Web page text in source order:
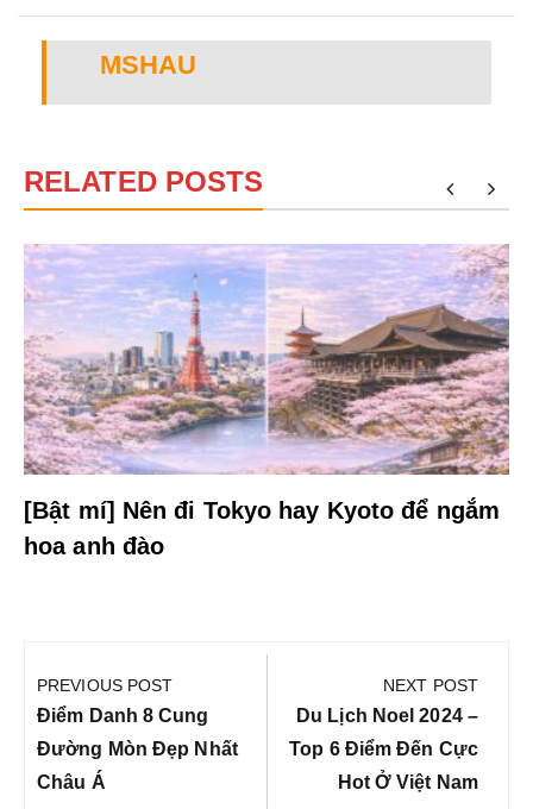
MSHAU
RELATED POSTS
[Bật mí] Nên đi Tokyo hay Kyoto để ngắm
hoa anh đào
hướng
bài
viết
PREVIOUS POST
Previous
Post:
Điểm Danh 8 Cung
Đường Mòn Đẹp Nhất
Châu Á
NEXT POST
Next
Post:
Du Lịch Noel 2024 –
Top 6 Điểm Đến Cực
Hot Ở Việt Nam